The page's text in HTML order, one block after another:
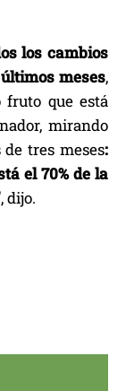
los cambios
meses,
fruto que está
mirando
tres meses:
el 70% de la
, dijo.